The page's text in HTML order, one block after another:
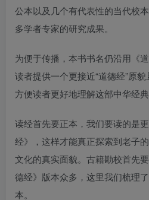
公本以及几个有代表性的当代校
多学者专家的研究成果。
为便于传播，本书书名仍沿用《
读者提供一个更接近“道德经”原
方便读者更好地理解这部中华经典
读经首先要正本，我们要读的是
经》，这样才能真正探索到老子
文化的真实面貌。古籍勘校首先
德经》版本众多，这里我们梳理
本。